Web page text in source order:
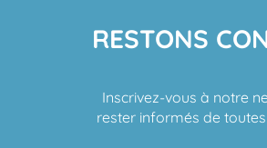
RESTONS
Inscrivez-vous à notre
rester informés de